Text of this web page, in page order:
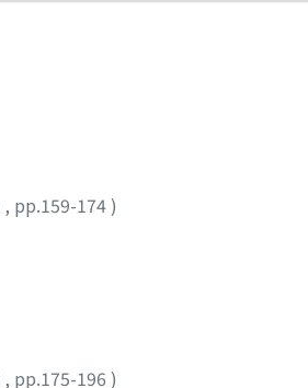
, pp.159-174)
, pp.175-196 )